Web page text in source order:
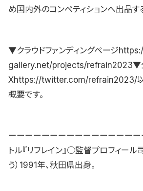
め国内外のコンペティションへ出品す
▼クラウドファンディングページ
gallery.net/projects/refrain2023▼
Xhttps://twitter.com/refrain2023/以
概要です。
ーーーーーーーーーーーーーーー
トル『リフレイン』○監督プロフィール
う）1991年、秋田県出身。